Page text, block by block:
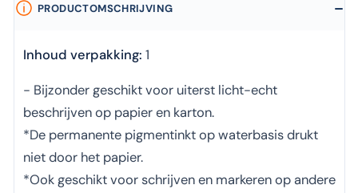
PRODUCTOMSCHRIJVING
Inhoud verpakking: 1
- Bijzonder geschikt voor uiterst licht-echt
beschrijven op papier en karton.
*De permanente pigmentinkt op waterbasis drukt
niet door het papier.
*Ook geschikt voor schrijven en markeren op andere